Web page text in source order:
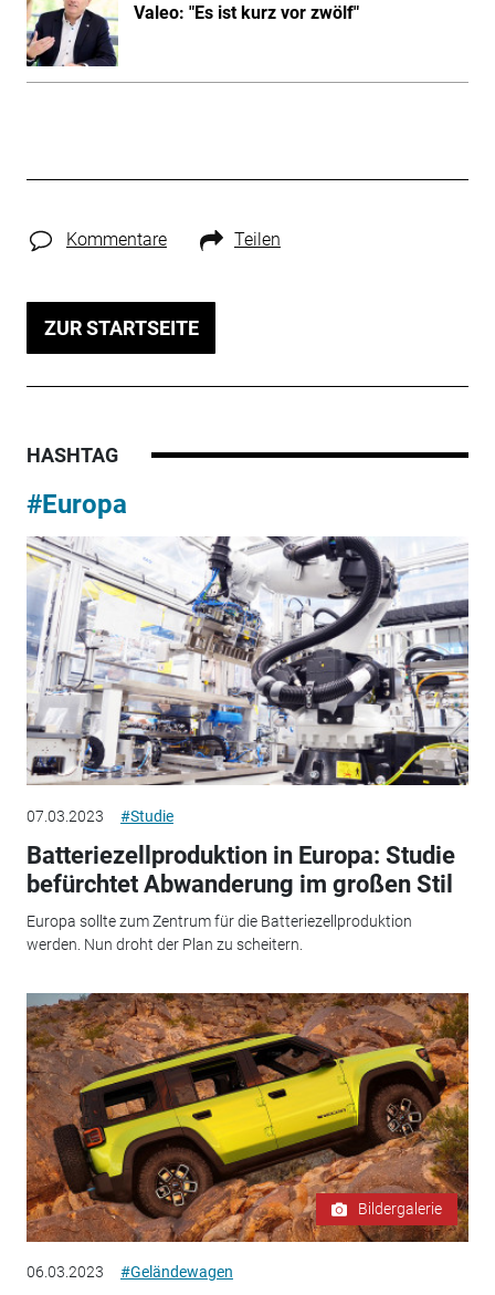
Valeo: "Es ist kurz vor zwölf"
Kommentare Teilen
ZUR STARTSEITE
HASHTAG
#Europa
07.03.2023 #Studie
Batteriezellproduktion in Europa: Studie
befürchtet Abwanderung im großen Stil
Europa sollte zum Zentrum für die Batteriezellproduktion
werden. Nun droht der Plan zu scheitern.
Bildergalerie
06.03.2023 #Geländewagen